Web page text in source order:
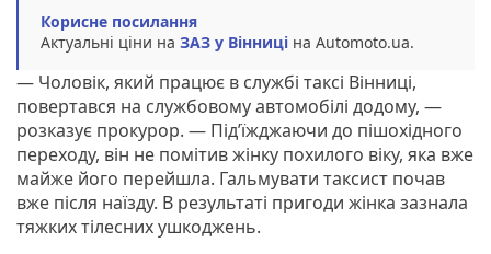
Корисне посилання
Актуальні ціни на ЗАЗ у Вінниці на Automoto.ua.
— Чоловік, який працює в службі таксі Вінниці,
повертався на службовому автомобілі додому, —
розказує прокурор. — Під’їжджаючи до пішохідного
переходу, він не помітив жінку похилого віку, яка вже
майже його перейшла. Гальмувати таксист почав
вже після наїзду. В результаті пригоди жінка зазнала
тяжких тілесних ушкоджень.